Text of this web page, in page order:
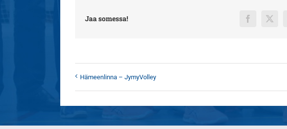
Jaa somessa! Facebook
X
Hämeenlinna – JymyVolley